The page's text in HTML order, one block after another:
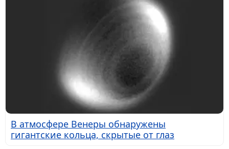
В атмосфере Венеры обнаружены
гигантские кольца, скрытые от глаз